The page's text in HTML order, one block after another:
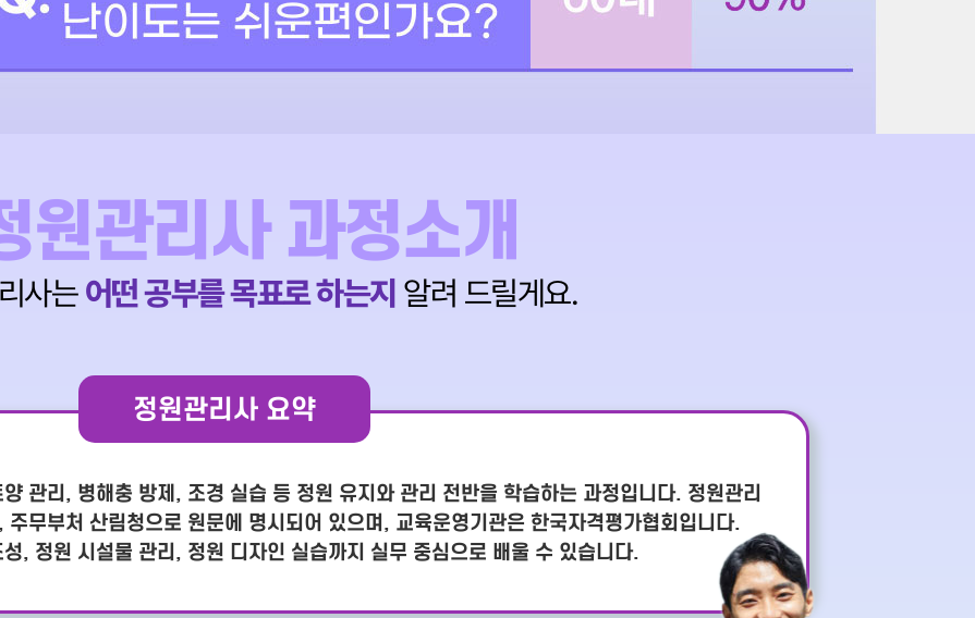
원관리사 과정소개
사는 어떤 공부를 목표로 하는지 알려 드릴게요.
정원관리사 요약
관리, 병해충 방제, 조경 실습 등 정원 유지와 관리 전반을 학습하는 과정입니다. 정원관리
무부처 산림청으로 원문에 명시되어 있으며, 교육운영기관은 한국자격평가협회입니다.
, 정원 시설물 관리, 정원 디자인 실습까지 실무 중심으로 배울 수 있습니다.